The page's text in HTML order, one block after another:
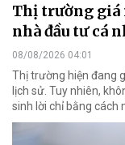
Thị trường giá
nhà đầu tư cá
08/08/2026 04:01
Thị trường hiện đang
lịch sử. Tuy nhiên,
sinh lời chỉ bằng cách